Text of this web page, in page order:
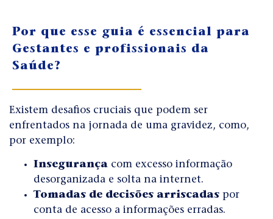
Por que esse guia é essencial para
Gestantes e profissionais da
Saúde?
Existem desafios cruciais que podem ser
enfrentados na jornada de uma gravidez, como,
por exemplo:
Insegurança com excesso informação
desorganizada e solta na internet.
Tomadas de decisões arriscadas por
conta de acesso a informações erradas.